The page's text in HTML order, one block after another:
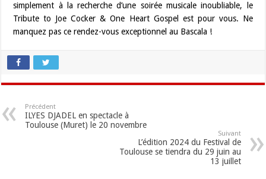
simplement à la recherche d’une soirée musicale inoubliable, le
Tribute to Joe Cocker & One Heart Gospel est pour vous. Ne
manquez pas ce rendez-vous exceptionnel au Bascala !
Précédent
ILYES DJADEL en spectacle à
Toulouse (Muret) le 20 novembre
Suivant
L’édition 2024 du Festival de
Toulouse se tiendra du 29 juin au
13 juillet